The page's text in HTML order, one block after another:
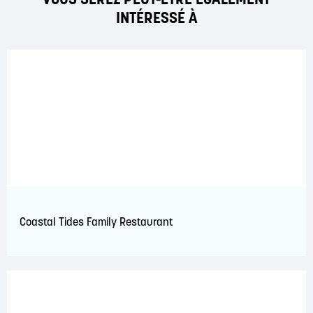
INTÉRESSÉ À
Coastal Tides Family Restaurant